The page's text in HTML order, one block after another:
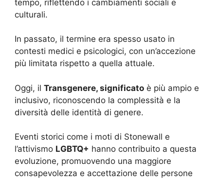
tempo, riflettendo i cambiamenti sociali e
culturali.
In passato, il termine era spesso usato in
contesti medici e psicologici, con un’accezione
più limitata rispetto a quella attuale.
Oggi, il Transgenere, significato è più ampio e
inclusivo, riconoscendo la complessità e la
diversità delle identità di genere.
Eventi storici come i moti di Stonewall e
l’attivismo LGBTQ+ hanno contribuito a questa
evoluzione, promuovendo una maggiore
consapevolezza e accettazione delle persone